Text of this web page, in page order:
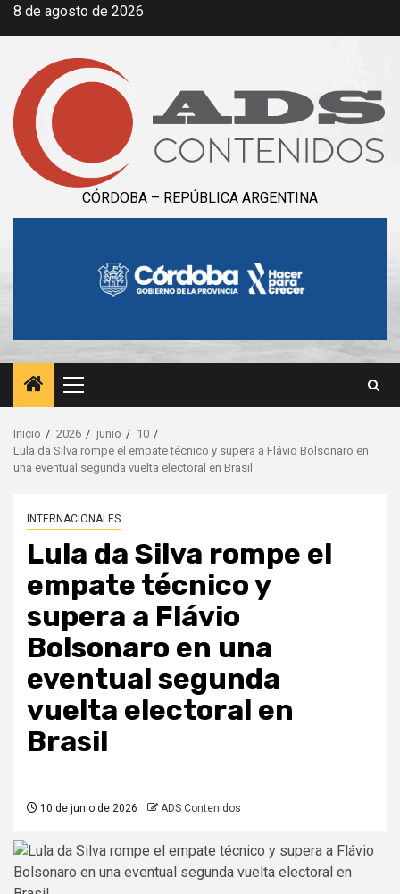
Saltar
8 de agosto de 2026
CÓRDOBA – REPÚBLICA ARGENTINA
Menú
principal
Inicio 2026 junio
10
Lula da Silva rompe el empate técnico y supera a Flávio Bolsonaro en
una eventual segunda vuelta electoral en Brasil
INTERNACIONALES
Lula da Silva rompe el
empate técnico y
supera a Flávio
Bolsonaro en una
eventual segunda
vuelta electoral en
Brasil
10 de junio de 2026 ADS Contenidos